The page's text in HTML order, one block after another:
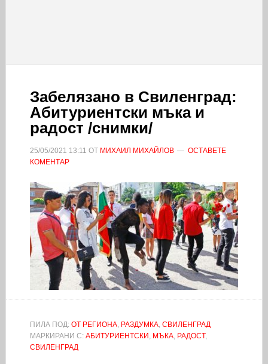
Забелязано в Свиленград:
Абитуриентски мъка и
радост /снимки/
25/05/2021 13:11 ОТ МИХАИЛ МИХАЙЛОВ
ОСТАВЕТЕ
КОМЕНТАР
ПИЛА ПОД: ОТ РЕГИОНА, РАЗДУМКА, СВИЛЕНГРАД
МАРКИРАНИ С: АБИТУРИЕНТСКИ , МЪКА, РАДОСТ,
СВИЛЕНГРАД